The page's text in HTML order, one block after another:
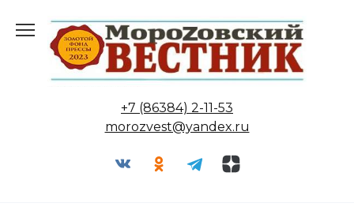
содержанию
+7 (86384) 2-11-53
morozvest@yandex.ru